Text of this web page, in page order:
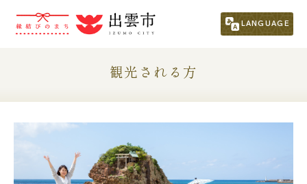
LANGUAGE
市民の方 （くらし・行政・議会）
観光される方
移住・定住をお考えの方
観光される方